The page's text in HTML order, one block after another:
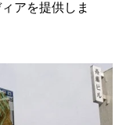
アを提供しま